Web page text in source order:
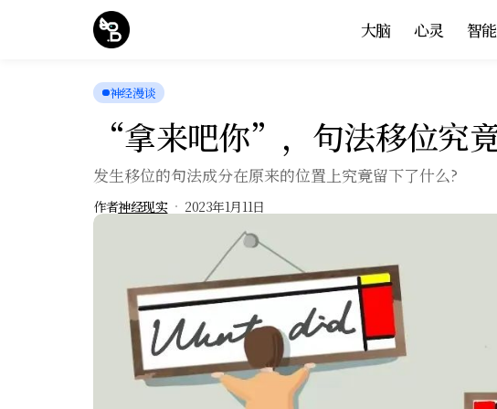
大脑 心灵 智能
神经漫谈
​“拿来吧你”，句法移位究
发生移位的句法成分在原来的位置上究竟留下了什么?
作者神经现实 2023年1月11日